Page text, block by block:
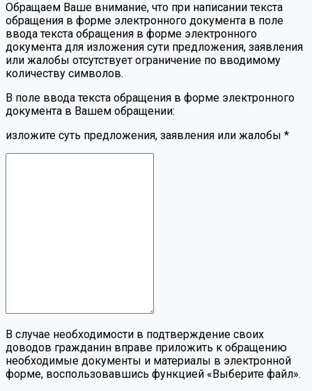
Обращаем Ваше внимание, что при написании текста
обращения в форме электронного документа в поле
ввода текста обращения в форме электронного
документа для изложения сути предложения, заявления
или жалобы отсутствует ограничение по вводимому
количеству символов.
В поле ввода текста обращения в форме электронного
документа в Вашем обращении:
изложите суть предложения, заявления или жалобы *
В случае необходимости в подтверждение своих
доводов гражданин вправе приложить к обращению
необходимые документы и материалы в электронной
форме, воспользовавшись функцией «Выберите файл».